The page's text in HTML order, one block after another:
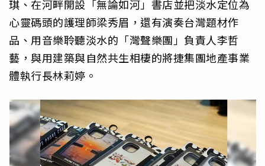
琪、在河畔開設「無論如河」書店並把淡水定位為
心靈碼頭的護理師梁秀眉，還有演奏台灣題材作
品、用音樂聆聽淡水的「灣聲樂團」負責人李哲
藝，與用建築與自然共生相棲的將捷集團地產事業
體執行長林莉婷。